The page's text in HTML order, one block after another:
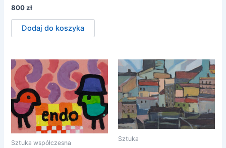
800zł
Dodaj do koszyka
Sztuka współczesna
Sztuka